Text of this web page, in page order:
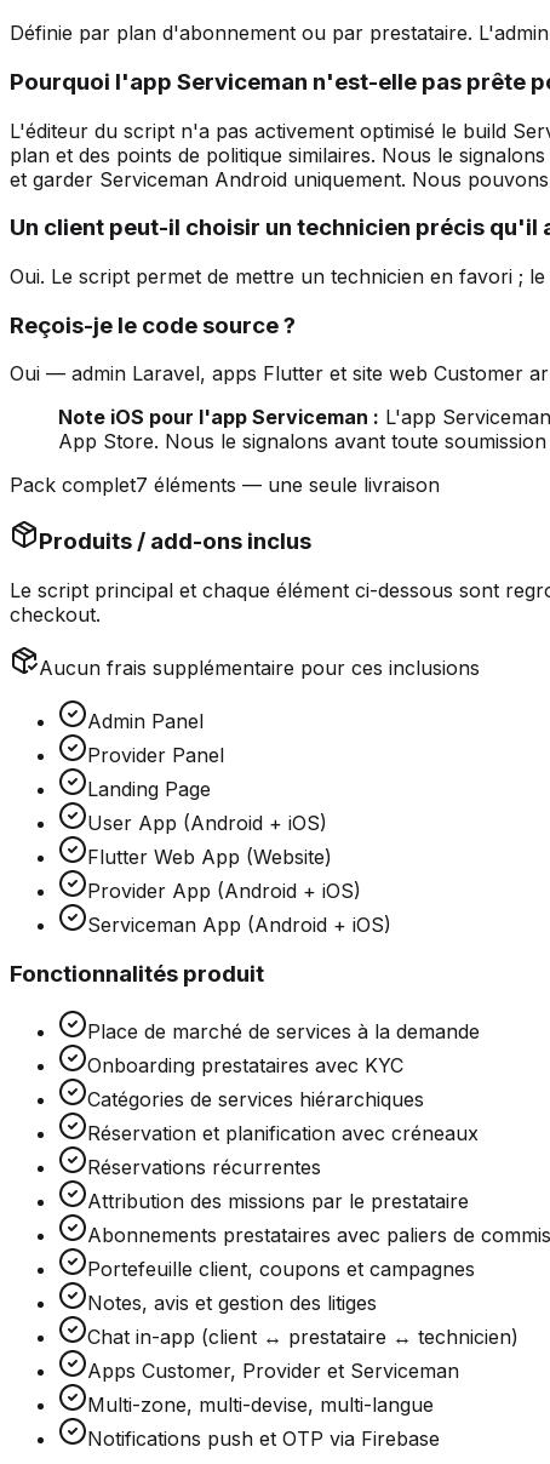
Définie par plan d'abonnement ou par prestataire.
Pourquoi l'app Serviceman n'est-elle pas prête
L'éditeur du script n'a pas activement optimisé le build
plan et des points de politique similaires. Nous le signalons
et garder Serviceman Android uniquement. Nous
Un client peut-il choisir un technicien précis qu'il
Oui. Le script permet de mettre un technicien en favori ;
Reçois-je le code source ?
Oui — admin Laravel, apps Flutter et site web Customer
Note iOS pour l'app Serviceman : L'app
App Store. Nous le signalons avant toute
Pack complet7 éléments — une seule livraison
Produits / add-ons inclus
Le script principal et chaque élément ci-dessous sont
checkout.
Aucun frais supplémentaire pour ces inclusions
Admin Panel
Provider Panel
Landing Page
User App (Android + iOS)
Flutter Web App (Website)
Provider App (Android + iOS)
Serviceman App (Android + iOS)
Fonctionnalités produit
Place de marché de services à la demande
Onboarding prestataires avec KYC
Catégories de services hiérarchiques
Réservation et planification avec créneaux
Réservations récurrentes
Attribution des missions par le prestataire
Abonnements prestataires avec paliers de
Portefeuille client, coupons et campagnes
Notes, avis et gestion des litiges
Chat in-app (client ↔ prestataire ↔ technicien)
Apps Customer, Provider et Serviceman
Multi-zone, multi-devise, multi-langue
Notifications push et OTP via Firebase